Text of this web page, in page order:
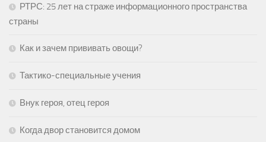
РТРС: 25 лет на страже информационного пространства
страны
Как и зачем прививать овощи?
Тактико-специальные учения
Внук героя, отец героя
Когда двор становится домом